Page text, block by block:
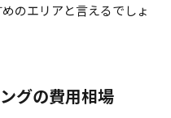
のエリアと言えるでしょ
グの費用相場